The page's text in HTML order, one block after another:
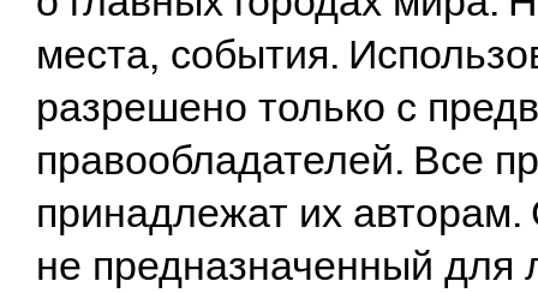
места, события.
разрешено только с
правообладателей. Все
принадлежат их
не предназначенный